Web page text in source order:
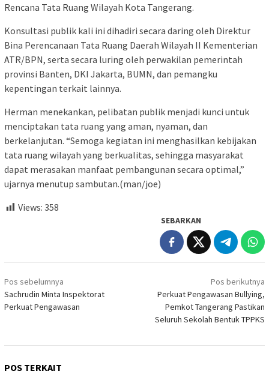
Rencana Tata Ruang Wilayah Kota Tangerang.
Konsultasi publik kali ini dihadiri secara daring oleh Direktur
Bina Perencanaan Tata Ruang Daerah Wilayah II Kementerian
ATR/BPN, serta secara luring oleh perwakilan pemerintah
provinsi Banten, DKI Jakarta, BUMN, dan pemangku
kepentingan terkait lainnya.
Herman menekankan, pelibatan publik menjadi kunci untuk
menciptakan tata ruang yang aman, nyaman, dan
berkelanjutan. “Semoga kegiatan ini menghasilkan kebijakan
tata ruang wilayah yang berkualitas, sehingga masyarakat
dapat merasakan manfaat pembangunan secara optimal,”
ujarnya menutup sambutan.(man/joe)
Views: 358
SEBARKAN
Navigasi
pos
Pos sebelumnya
Sachrudin Minta Inspektorat
Perkuat Pengawasan
Pos berikutnya
Perkuat Pengawasan Bullying,
Pemkot Tangerang Pastikan
Seluruh Sekolah Bentuk TPPKS
POS TERKAIT